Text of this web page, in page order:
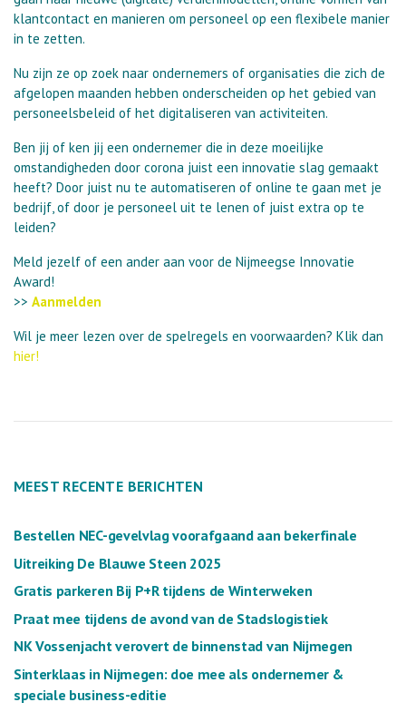
klantcontact en manieren om personeel op een flexibele manier
in te zetten.
Nu zijn ze op zoek naar ondernemers of organisaties die zich de
afgelopen maanden hebben onderscheiden op het gebied van
personeelsbeleid of het digitaliseren van activiteiten.
Ben jij of ken jij een ondernemer die in deze moeilijke
omstandigheden door corona juist een innovatie slag gemaakt
heeft? Door juist nu te automatiseren of online te gaan met je
bedrijf, of door je personeel uit te lenen of juist extra op te
leiden?
Meld jezelf of een ander aan voor de Nijmeegse Innovatie
Award!
>> Aanmelden
Wil je meer lezen over de spelregels en voorwaarden? Klik dan
hier!
MEEST RECENTE BERICHTEN
Bestellen NEC-gevelvlag voorafgaand aan bekerfinale
Uitreiking De Blauwe Steen 2025
Gratis parkeren Bij P+R tijdens de Winterweken
Praat mee tijdens de avond van de Stadslogistiek
NK Vossenjacht verovert de binnenstad van Nijmegen
Sinterklaas in Nijmegen: doe mee als ondernemer &
speciale business-editie